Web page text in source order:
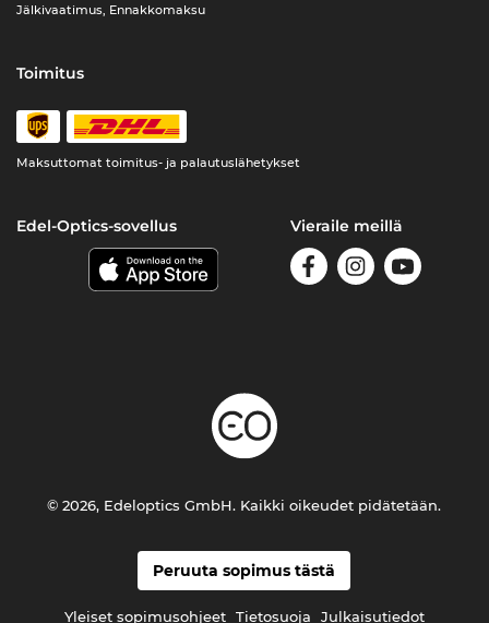
Jälkivaatimus, Ennakkomaksu
Toimitus
Maksuttomat toimitus- ja palautuslähetykset
Edel-Optics-sovellus Vieraile meillä
Peruuta sopimus tästä
Yleiset sopimusohjeet Tietosuoja Julkaisutiedot
© 2026, Edeloptics GmbH. Kaikki oikeudet pidätetään.